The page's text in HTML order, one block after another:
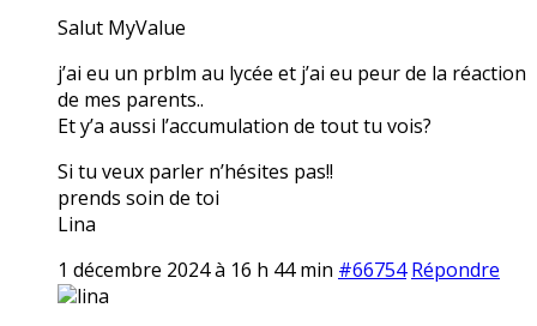
Salut MyValue
j’ai eu un prblm au lycée et j’ai eu peur de la réaction
de mes parents..
Et y’a aussi l’accumulation de tout tu vois?
Si tu veux parler n’hésites pas!!
prends soin de toi
Lina
1 décembre 2024 à 16 h 44 min #66754 Répondre
lina